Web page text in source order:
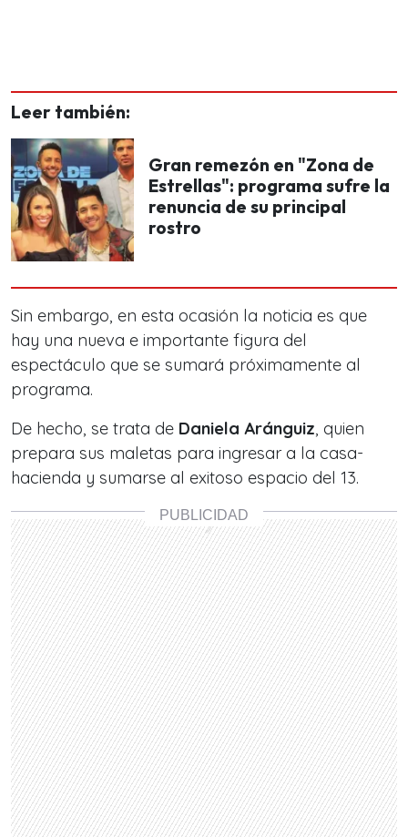
Leer también:
Gran remezón en "Zona de
Estrellas": programa sufre la
renuncia de su principal
rostro
Sin embargo, en esta ocasión la noticia es que
hay una nueva e importante figura del
espectáculo que se sumará próximamente al
programa.
De hecho, se trata de Daniela Aránguiz, quien
prepara sus maletas para ingresar a la casa-
hacienda y sumarse al exitoso espacio del 13.